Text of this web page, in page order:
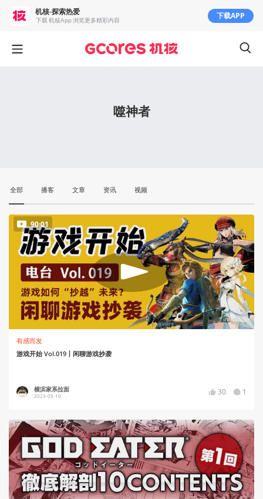
噬神者
全部 播客 文章 资讯 视频
90:01
有感而发
游戏开始 Vol.019丨闲聊游戏抄袭
横滨家系拉面
2023-05-10 30 1
机核-探索热爱
下载 机核App 浏览更多精彩内容 下载APP